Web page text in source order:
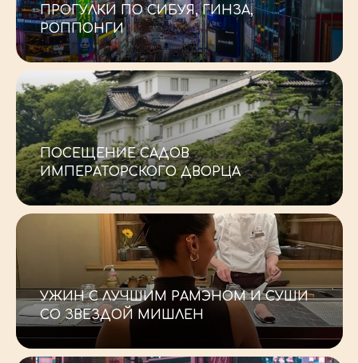
ПРОГУЛКИ ПО СИБУЯ, ГИНЗА,
РОППОНГИ
_
ПОСЕЩЕНИЕ САДОВ
ИМПЕРАТОРСКОГО ДВОРЦА
УЖИН С ЛУЧШИМ РАМЭНОМ И СУШИ
СО ЗВЕЗДОЙ МИШЛЕН
ФУДЗИ